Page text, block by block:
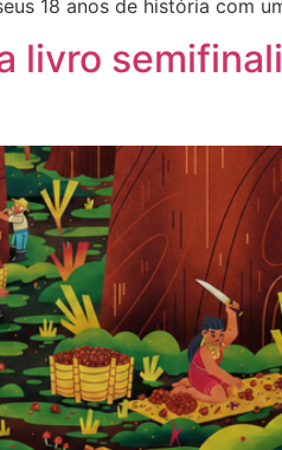
18 anos de história com
livro